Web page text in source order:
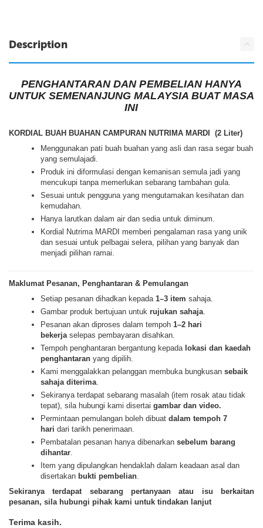
Description
PENGHANTARAN DAN PEMBELIAN HANYA
UNTUK SEMENANJUNG MALAYSIA BUAT MASA
INI
KORDIAL BUAH BUAHAN CAMPURAN NUTRIMA MARDI (2 Liter)
Menggunakan pati buah buahan yang asli dan rasa segar buah
yang semulajadi.
Produk ini diformulasi dengan kemanisan semula jadi yang
mencukupi tanpa memerlukan sebarang tambahan gula.
Sesuai untuk pengguna yang mengutamakan kesihatan dan
kemudahan.
Hanya larutkan dalam air dan sedia untuk diminum.
Kordial Nutrima MARDI memberi pengalaman rasa yang unik
dan sesuai untuk pelbagai selera, pilihan yang banyak dan
menjadi pilihan ramai.
Maklumat Pesanan, Penghantaran & Pemulangan
Setiap pesanan dihadkan kepada1–3 item sahaja.
Gambar produk bertujuan untukrujukan sahaja.
Pesanan akan diproses dalam tempoh1–2 hari
bekerjaselepas pembayaran disahkan.
Tempoh penghantaran bergantung kepada lokasi dan kaedah
penghantaran yang dipilih.
Kami menggalakkan pelanggan membuka bungkusansebaik
sahaja diterima.
Sekiranya terdapat sebarang masalah (item rosak atau tidak
tepat), sila hubungi kami disertaigambar dan video.
Permintaan pemulangan boleh dibuatdalam tempoh 7
hari dari tarikh penerimaan.
Pembatalan pesanan hanya dibenarkansebelum barang
dihantar.
Item yang dipulangkan hendaklah dalam keadaan asal dan
disertakan bukti pembelian.
Sekiranya terdapat sebarang pertanyaan atau isu berkaitan
pesanan, sila hubungi pihak kami untuk tindakan lanjut
Terima kasih.